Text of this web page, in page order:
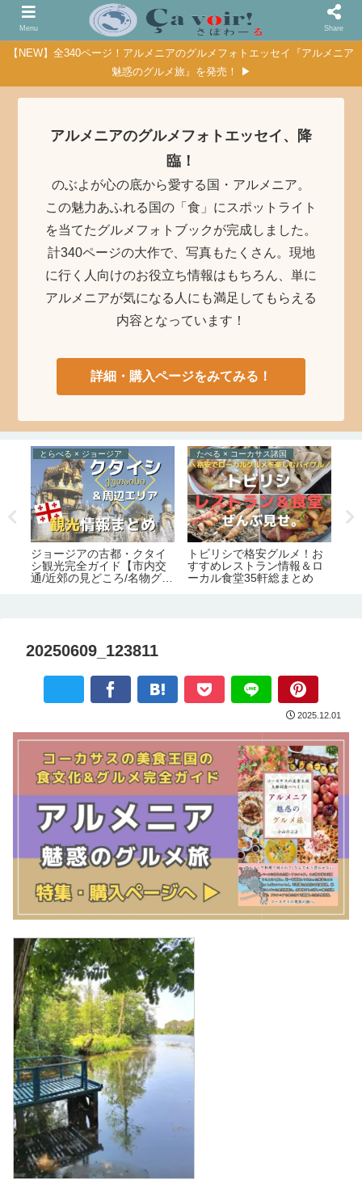
【NEW】全340ページ！アルメニアのグルメフォトエッセイ『アルメニア
魅惑のグルメ旅』を発売！ ▶
アルメニアのグルメフォトエッセイ、降
臨！
のぶよが心の底から愛する国・アルメニア。
この魅力あふれる国の「食」にスポットライト
を当てたグルメフォトブックが完成しました。
計340ページの大作で、写真もたくさん。現地
に行く人向けのお役立ち情報はもちろん、単に
アルメニアが気になる人にも満足してもらえる
内容となっています！
詳細・購入ページをみてみる！
とらべる × ジョージア
ジョージアの古都・クタイ
シ観光完全ガイド【市内交
通/近郊の見どころ/名物グル
たべる × コーカサス諸国
トビリシで格安グルメ！お
すすめレストラン情報＆ロ
ーカル食堂35軒総まとめ
20250609_123811
2025.12.01
Menu Share